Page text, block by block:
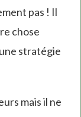
pas ! Il
chose
stratégie
mais il ne